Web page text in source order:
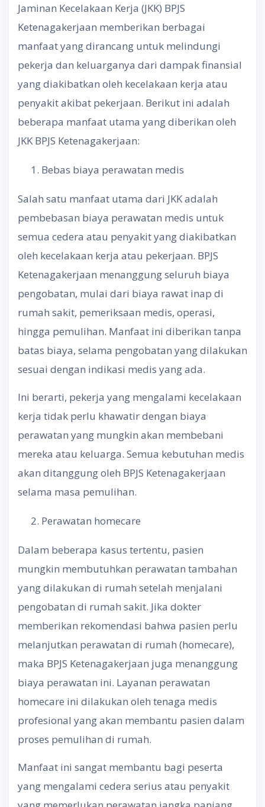
Jaminan Kecelakaan Kerja (JKK) BPJS
Ketenagakerjaan memberikan berbagai
manfaat yang dirancang untuk melindungi
pekerja dan keluarganya dari dampak finansial
yang diakibatkan oleh kecelakaan kerja atau
penyakit akibat pekerjaan. Berikut ini adalah
beberapa manfaat utama yang diberikan oleh
JKK BPJS Ketenagakerjaan:
Bebas biaya perawatan medis
Salah satu manfaat utama dari JKK adalah
pembebasan biaya perawatan medis untuk
semua cedera atau penyakit yang diakibatkan
oleh kecelakaan kerja atau pekerjaan. BPJS
Ketenagakerjaan menanggung seluruh biaya
pengobatan, mulai dari biaya rawat inap di
rumah sakit, pemeriksaan medis, operasi,
hingga pemulihan. Manfaat ini diberikan tanpa
batas biaya, selama pengobatan yang dilakukan
sesuai dengan indikasi medis yang ada.
Ini berarti, pekerja yang mengalami kecelakaan
kerja tidak perlu khawatir dengan biaya
perawatan yang mungkin akan membebani
mereka atau keluarga. Semua kebutuhan medis
akan ditanggung oleh BPJS Ketenagakerjaan
selama masa pemulihan.
Perawatan homecare
Dalam beberapa kasus tertentu, pasien
mungkin membutuhkan perawatan tambahan
yang dilakukan di rumah setelah menjalani
pengobatan di rumah sakit. Jika dokter
memberikan rekomendasi bahwa pasien perlu
melanjutkan perawatan di rumah (homecare),
maka BPJS Ketenagakerjaan juga menanggung
biaya perawatan ini. Layanan perawatan
homecare ini dilakukan oleh tenaga medis
profesional yang akan membantu pasien dalam
proses pemulihan di rumah.
Manfaat ini sangat membantu bagi peserta
yang mengalami cedera serius atau penyakit